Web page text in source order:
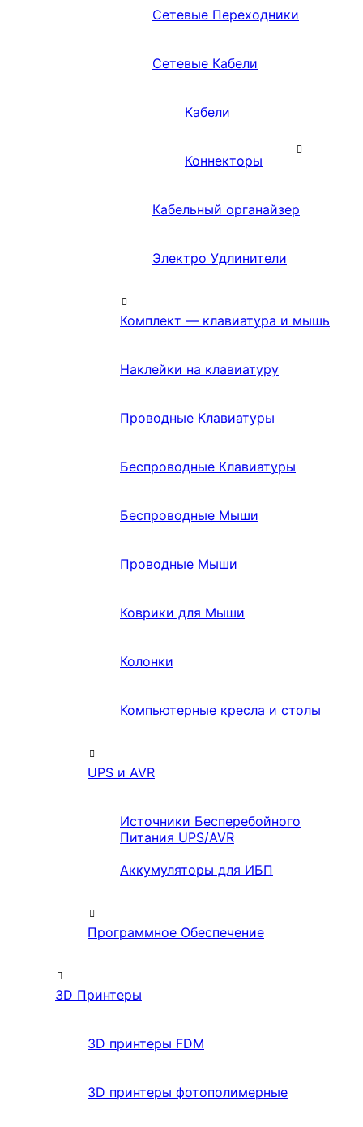
Сетевые Переходники
Сетевые Кабели
Кабели
Коннекторы
Кабельный органайзер
Электро Удлинители
Комплект — клавиатура и мышь
Наклейки на клавиатуру
Проводные Клавиатуры
Беспроводные Клавиатуры
Беспроводные Мыши
Проводные Мыши
Коврики для Мыши
Колонки
Компьютерные кресла и столы
UPS и AVR
Источники Бесперебойного
Питания UPS/AVR
Аккумуляторы для ИБП
Программное Обеспечение
3D Принтеры
3D принтеры FDM
3D принтеры фотополимерные